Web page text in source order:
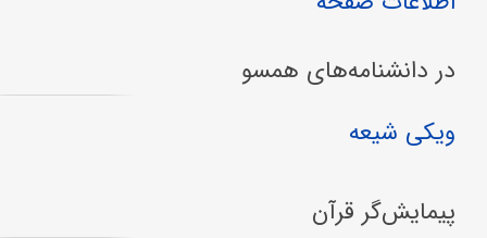
در دانشنامه‌های همسو
ویکی شیعه
پیمایش‌گر قرآن